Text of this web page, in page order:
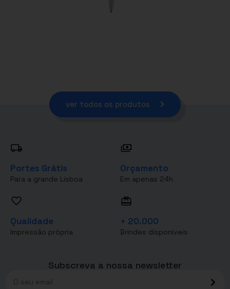
ver todos os produtos
Portes Grátis
Para a grande Lisboa
Orçamento
Em apenas 24h
Qualidade
Impressão própria
+ 20.000
Brindes disponíveis
Subscreva a nossa newsletter